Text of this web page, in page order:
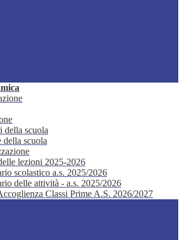
della scuola
della scuola
lezioni 2025-2026
scolastico a.s. 2025/2026
delle attività - a.s. 2025/2026
Classi Prime A.S. 2026/2027